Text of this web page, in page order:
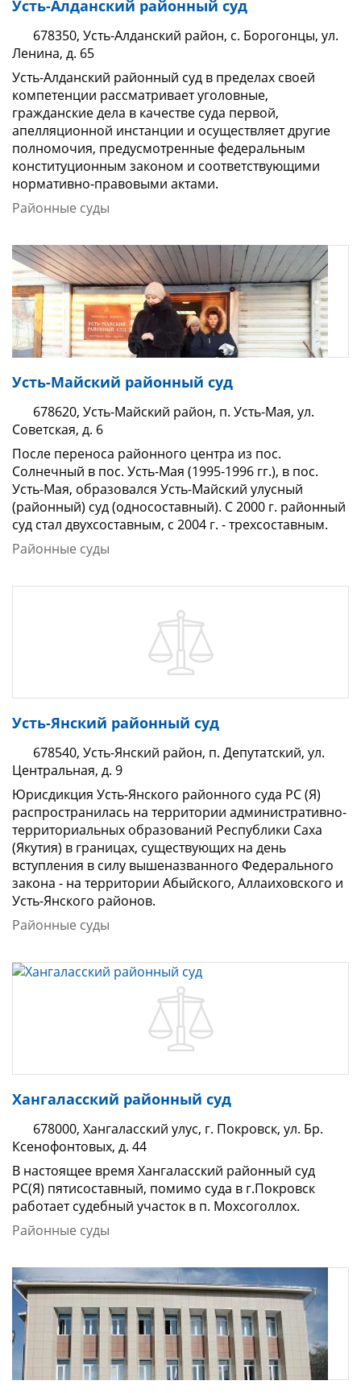
Усть-Алданский районный суд
678350, Усть-Алданский район, с. Борогонцы, ул.
Ленина, д. 65
Усть-Алданский районный суд в пределах своей
компетенции рассматривает уголовные,
гражданские дела в качестве суда первой,
апелляционной инстанции и осуществляет другие
полномочия, предусмотренные федеральным
конституционным законом и соответствующими
нормативно-правовыми актами.
Районные суды
Усть-Майский районный суд
678620, Усть-Майский район, п. Усть-Мая, ул.
Советская, д. 6
После переноса районного центра из пос.
Солнечный в пос. Усть-Мая (1995-1996 гг.), в пос.
Усть-Мая, образовался Усть-Майский улусный
(районный) суд (односоставный). С 2000 г. районный
суд стал двухсоставным, с 2004 г. - трехсоставным.
Районные суды
Усть-Янский районный суд
678540, Усть-Янский район, п. Депутатский, ул.
Центральная, д. 9
Юрисдикция Усть-Янского районного суда PC (Я)
распространилась на территории административно-
территориальных образований Республики Саха
(Якутия) в границах, существующих на день
вступления в силу вышеназванного Федерального
закона - на территории Абыйского, Аллаиховского и
Усть-Янского районов.
Районные суды
Хангаласский районный суд
678000, Хангаласский улус, г. Покровск, ул. Бр.
Ксенофонтовых, д. 44
В настоящее время Хангаласский районный суд
РС(Я) пятисоставный, помимо суда в г.Покровск
работает судебный участок в п. Мохсоголлох.
Районные суды